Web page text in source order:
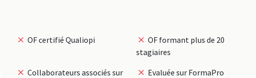
OF certifié Qualiopi
OF formant plus de 20
stagiaires
Collaborateurs associés sur
Evaluée sur FormaPro